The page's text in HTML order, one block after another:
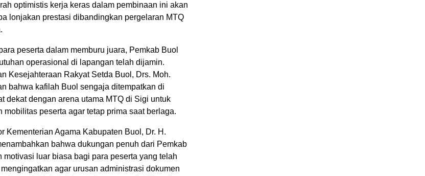
optimistis kerja keras dalam pembinaan ini akan
lonjakan prestasi dibandingkan pergelaran MTQ
peserta dalam memburu juara, Pemkab Buol
operasional di lapangan telah dijamin.
Kesejahteraan Rakyat Setda Buol, Drs. Moh.
bahwa kafilah Buol sengaja ditempatkan di
dekat dengan arena utama MTQ di Sigi untuk
mobilitas peserta agar tetap prima saat berlaga.
Kementerian Agama Kabupaten Buol, Dr. H.
bahwa dukungan penuh dari Pemkab
motivasi luar biasa bagi para peserta yang telah
agar urusan administrasi dokumen